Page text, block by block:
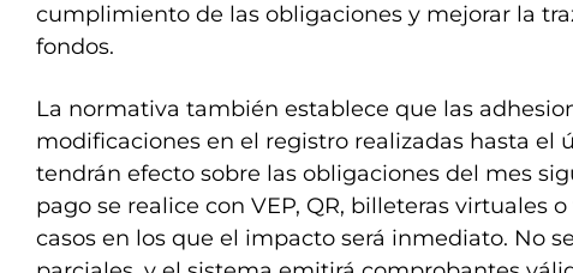
cumplimiento de las obligaciones y mejorar la
fondos.
La normativa también establece que las
modificaciones en el registro realizadas hasta el
tendrán efecto sobre las obligaciones del mes
pago se realice con VEP, QR, billeteras virtuales
casos en los que el impacto será inmediato. No